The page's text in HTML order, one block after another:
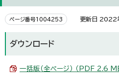
ページ番号1004253 更新日 2022
ダウンロード
一括版（全ページ） （PDF 2.6